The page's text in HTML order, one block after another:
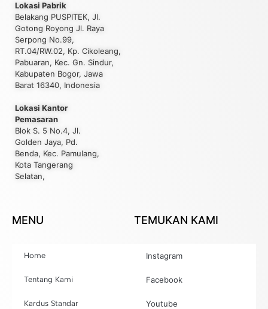
Lokasi Pabrik
Belakang PUSPITEK, Jl.
Gotong Royong Jl. Raya
Serpong No.99,
RT.04/RW.02, Kp. Cikoleang,
Pabuaran, Kec. Gn. Sindur,
Kabupaten Bogor, Jawa
Barat 16340, Indonesia
Lokasi Kantor
Pemasaran
Blok S. 5 No.4, Jl.
Golden Jaya, Pd.
Benda, Kec. Pamulang,
Kota Tangerang
Selatan,
MENU
Home
Tentang Kami
Kardus Standar
TEMUKAN KAMI
Instagram
Facebook
Youtube